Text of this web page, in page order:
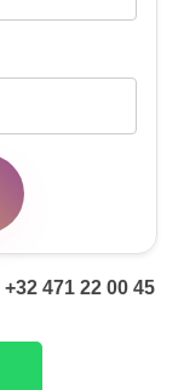
+32 471 22 00 45